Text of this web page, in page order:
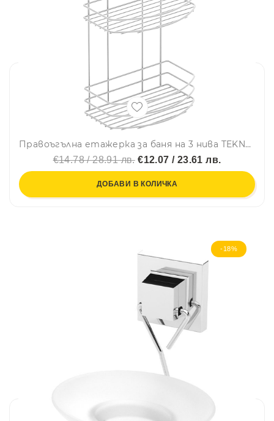
Правоъгълна етажерка за баня на 3 нива TEKNO TEL BK 009W, 24х15х50 см, Закрепване с дюбел, Бял
€14.78 / 28.91 лв.€12.07 / 23.61 лв.
ДОБАВИ В КОЛИЧКА
-18%